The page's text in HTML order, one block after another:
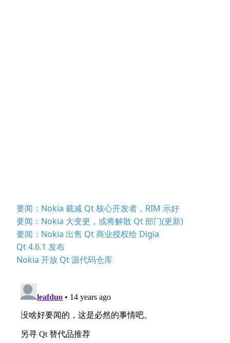
要闻：Nokia 裁减 Qt 核心开发者，RIM 示好
要闻：Nokia 大变更，或将解散 Qt 部门(更新)
要闻：Nokia 出售 Qt 商业授权给 Digia
Qt 4.6.1 发布
Nokia 开放 Qt 源代码仓库